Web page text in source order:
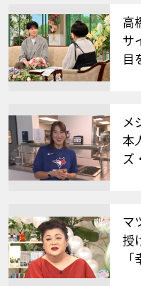
高
サ
目
メ
本
ズ
マ
授